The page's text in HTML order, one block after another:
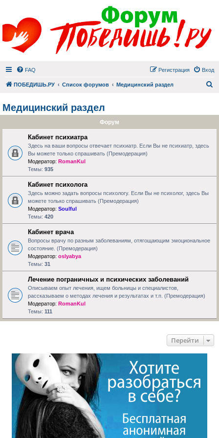
FAQ Вход
Регистрация
ПОБЕДИШЬ.РУ Список форумов Медицинский раздел
Медицинский раздел
Форум
Кабинет психиатра
Здесь на ваши вопросы отвечает психиатр. Если Вы не психиатр, здесь
Вы можете только спрашивать (Премодерация)
Модератор: RomanKul
Темы: 935
Кабинет психолога
Здесь можно задать вопросы психологу. Если Вы не психолог, здесь Вы
можете только спрашивать (Премодерация)
Модератор: Soulful
Темы: 420
Кабинет врача
Вопросы врачу по разным заболеваниям, отягощающим эмоциональное
состояние. (Премодерация)
Модератор: oslyabya
Темы: 31
Лечение пограничных и психических заболеваний
Описываем опыт лечения, ищем больницы и специалистов,
рассказываем о методах лечения и результатах и т.п. (Премодерация)
Модератор: RomanKul
Темы: 111
Перейти